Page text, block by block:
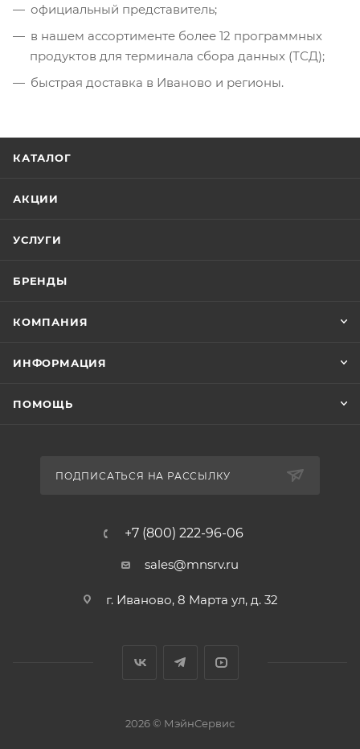
официальный представитель;
в нашем ассортименте более 12 программных
продуктов для терминала сбора данных (ТСД);
быстрая доставка в Иваново и регионы.
КАТАЛОГ
АКЦИИ
УСЛУГИ
БРЕНДЫ
КОМПАНИЯ
ИНФОРМАЦИЯ
ПОМОЩЬ
ПОДПИСАТЬСЯ НА РАССЫЛКУ
+7 (800) 222-96-06
sales@mnsrv.ru
г. Иваново, 8 Марта ул, д. 32
2026 © МэйнСервис